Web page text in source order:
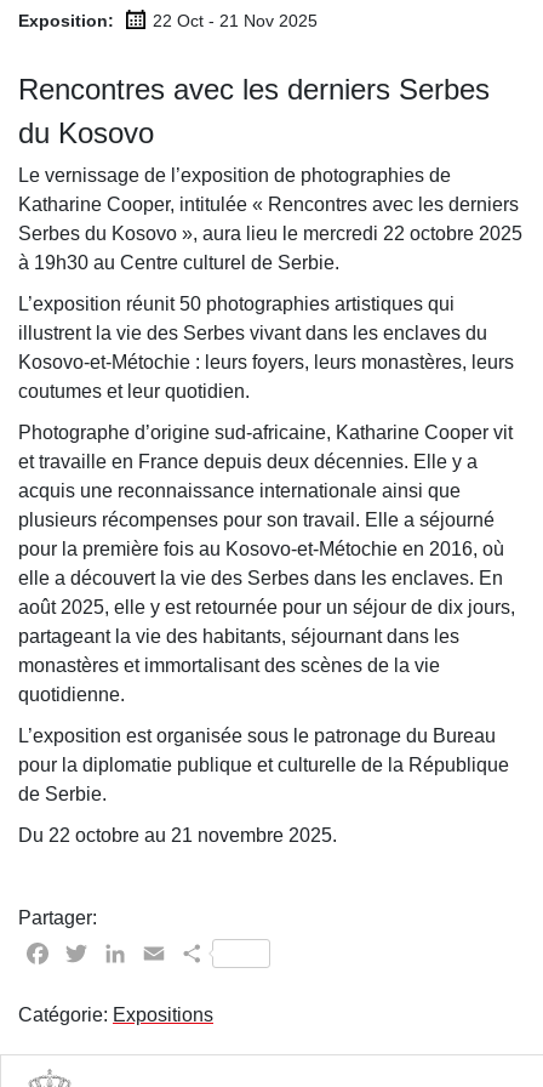
Exposition: 22 Oct - 21 Nov 2025
Rencontres avec les derniers Serbes
du Kosovo
Le vernissage de l’exposition de photographies de
Katharine Cooper, intitulée « Rencontres avec les derniers
Serbes du Kosovo », aura lieu le mercredi 22 octobre 2025
à 19h30 au Centre culturel de Serbie.
L’exposition réunit 50 photographies artistiques qui
illustrent la vie des Serbes vivant dans les enclaves du
Kosovo-et-Métochie : leurs foyers, leurs monastères, leurs
coutumes et leur quotidien.
Photographe d’origine sud-africaine, Katharine Cooper vit
et travaille en France depuis deux décennies. Elle y a
acquis une reconnaissance internationale ainsi que
plusieurs récompenses pour son travail. Elle a séjourné
pour la première fois au Kosovo-et-Métochie en 2016, où
elle a découvert la vie des Serbes dans les enclaves. En
août 2025, elle y est retournée pour un séjour de dix jours,
partageant la vie des habitants, séjournant dans les
monastères et immortalisant des scènes de la vie
quotidienne.
L’exposition est organisée sous le patronage du Bureau
pour la diplomatie publique et culturelle de la République
de Serbie.
Du 22 octobre au 21 novembre 2025.
Partager:
Facebook
TwitterLinkedIn
EmailPartager
Catégorie: Expositions